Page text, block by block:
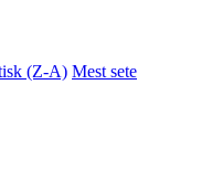
(Z-A) Mest sete